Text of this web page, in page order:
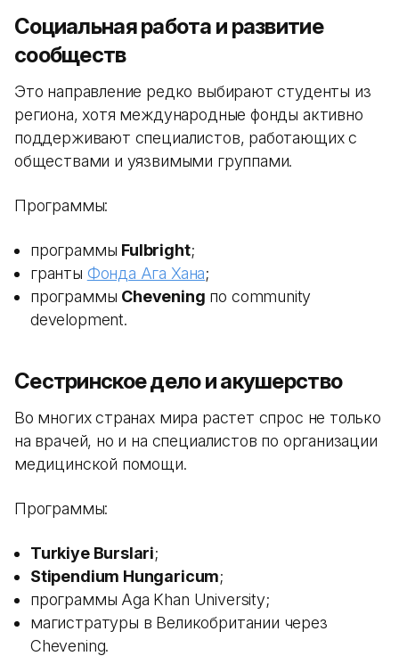
Социальная работа и развитие
сообществ
Это направление редко выбирают студенты из
региона, хотя международные фонды активно
поддерживают специалистов, работающих с
обществами и уязвимыми группами.
Программы:
программы Fulbright;
гранты Фонда Ага Хана;
программы Chevening по community
development.
Сестринское дело и акушерство
Во многих странах мира растет спрос не только
на врачей, но и на специалистов по организации
медицинской помощи.
Программы:
Turkiye Burslari;
Stipendium Hungaricum;
программы Aga Khan University;
магистратуры в Великобритании через
Chevening.